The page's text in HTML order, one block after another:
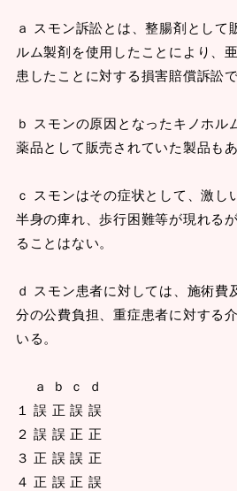
ａ スモン訴訟とは、整腸剤として
ルム製剤を使用したことにより、
患したことに対する損害賠償訴訟で
ｂ スモンの原因となったキノホル
薬品として販売されていた製品もあ
ｃ スモンはその症状として、激し
半身の痺れ、歩行困難等が現れる
ることはない。
ｄ スモン患者に対しては、施術費
分の公費負担、重症患者に対する
いる。
ａ ｂ ｃ ｄ
１ 誤 正 誤 誤
２ 誤 誤 正 正
３ 正 誤 誤 正
４ 正 誤 正 誤